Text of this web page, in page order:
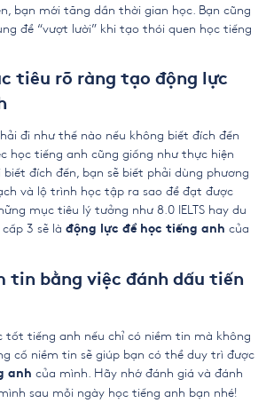
bạn mới tăng dần thời gian học. Bạn cũng
để “vượt lười” khi tạo thói quen học tiếng
tiêu rõ ràng tạo động lực
đi như thế nào nếu không biết đích đến
học tiếng anh cũng giống như thực hiện
đích đến, bạn sẽ biết phải dùng phương
và lộ trình học tập ra sao để đạt được
mục tiêu lý tưởng như 8.0 IELTS hay du
3 sẽ là động lực để học tiếng anh của
tin bằng việc đánh dấu tiến
tốt tiếng anh nếu chỉ có niềm tin mà không
cố niềm tin sẽ giúp bạn có thể duy trì được
anh của mình. Hãy nhớ đánh giá và đánh
sau mỗi ngày học tiếng anh bạn nhé!